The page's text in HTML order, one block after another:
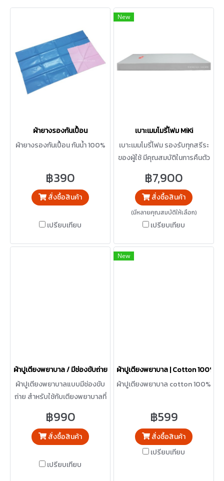
ผ้ายางรองกันเปื้อน
ผ้ายางรองกันเปื้อน กันน้ำ 100%
฿390
สั่งซื้อสินค้า
เปรียบเทียบ
New
เบาะเมมโมรี่โฟม MiKi
เบาะเมมโมรี่โฟม รองรับทุกสรีระ
ของผู้ใช้ มีคุณสมบัติในการคืนตัว
฿7,900
สั่งซื้อสินค้า
(มีหลายคุณสมบัติให้เลือก)
เปรียบเทียบ
ผ้าปูเตียงพยาบาล / มีช่องขับถ่าย
ผ้าปูเตียงพยาบาลแบบมีช่องขับ
ถ่าย สำหรับใช้กับเตียงพยาบาลที่
฿990
สั่งซื้อสินค้า
เปรียบเทียบ
New
ผ้าปูเตียงพยาบาล | Cotton 100%
ผ้าปูเตียงพยาบาล cotton 100%
฿599
สั่งซื้อสินค้า
เปรียบเทียบ